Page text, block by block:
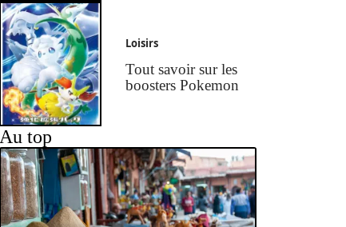
Loisirs
Tout savoir sur les
boosters Pokemon
Au top